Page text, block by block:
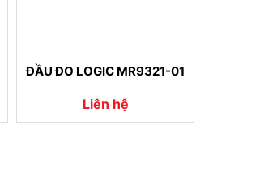
ĐẦU ĐO LOGIC MR9321-01
Liên hệ